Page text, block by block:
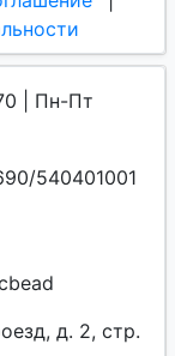
| Пн-Пт
540401001
д. 2, стр.